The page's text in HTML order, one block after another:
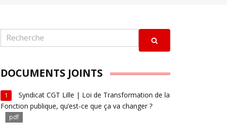
DOCUMENTS JOINTS
1
Syndicat CGT Lille | Loi de Transformation de la
Fonction publique, qu’est-ce que ça va changer ?
pdf